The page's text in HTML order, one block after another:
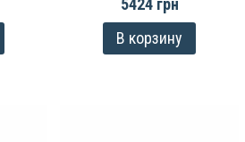
В корзину